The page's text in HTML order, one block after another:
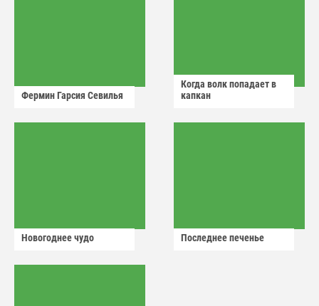
Фермин Гарсия Севилья
Когда волк попадает в
капкан
Новогоднее чудо Последнее печенье